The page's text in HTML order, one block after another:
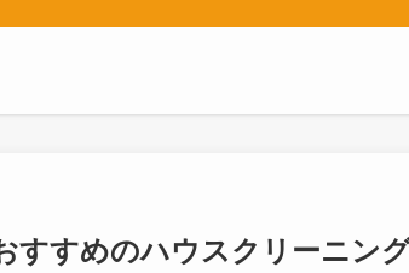
すすめのハウスクリーニン